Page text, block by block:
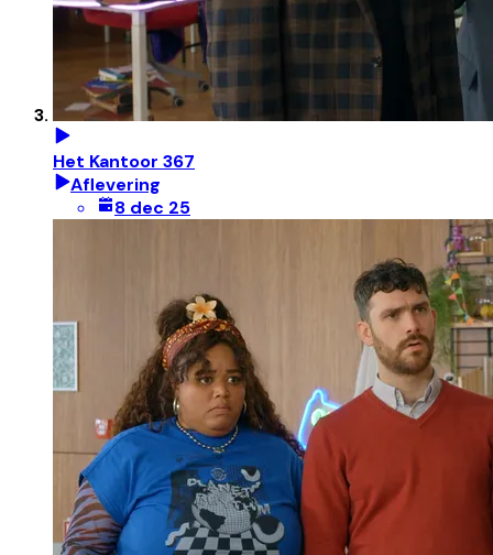
Het Kantoor 367
Aflevering
8 dec 25